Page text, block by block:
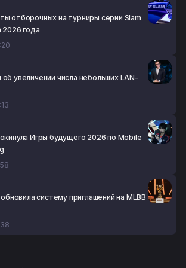
отборочных на турниры серии Slam
2026 года
увеличении числа небольших LAN-
Игры будущего 2026 по Mobile
систему приглашений на MLBB